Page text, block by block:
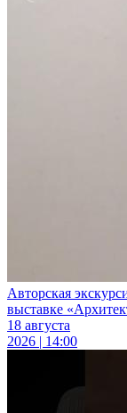
Авторская
выставке
18 августа
2026 | 14:00